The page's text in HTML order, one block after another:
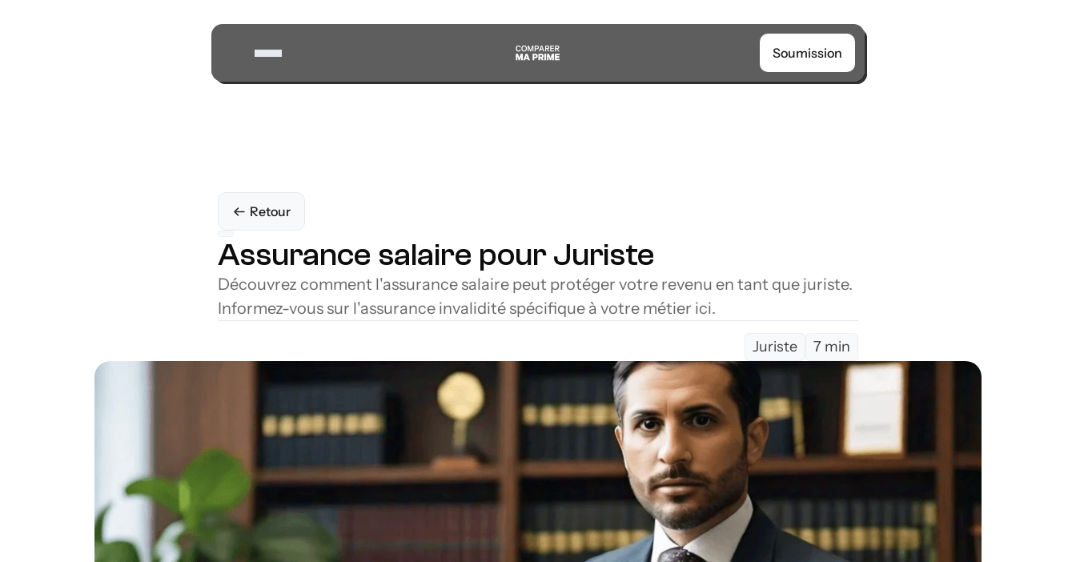
Soumission
Retour
Assurance salaire pour Juriste
Découvrez comment l'assurance salaire peut protéger votre revenu en tant que juriste.
Informez-vous sur l'assurance invalidité spécifique à votre métier ici.
Juriste 7 min